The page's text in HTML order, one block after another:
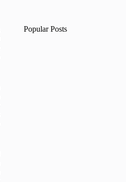
Popular Posts